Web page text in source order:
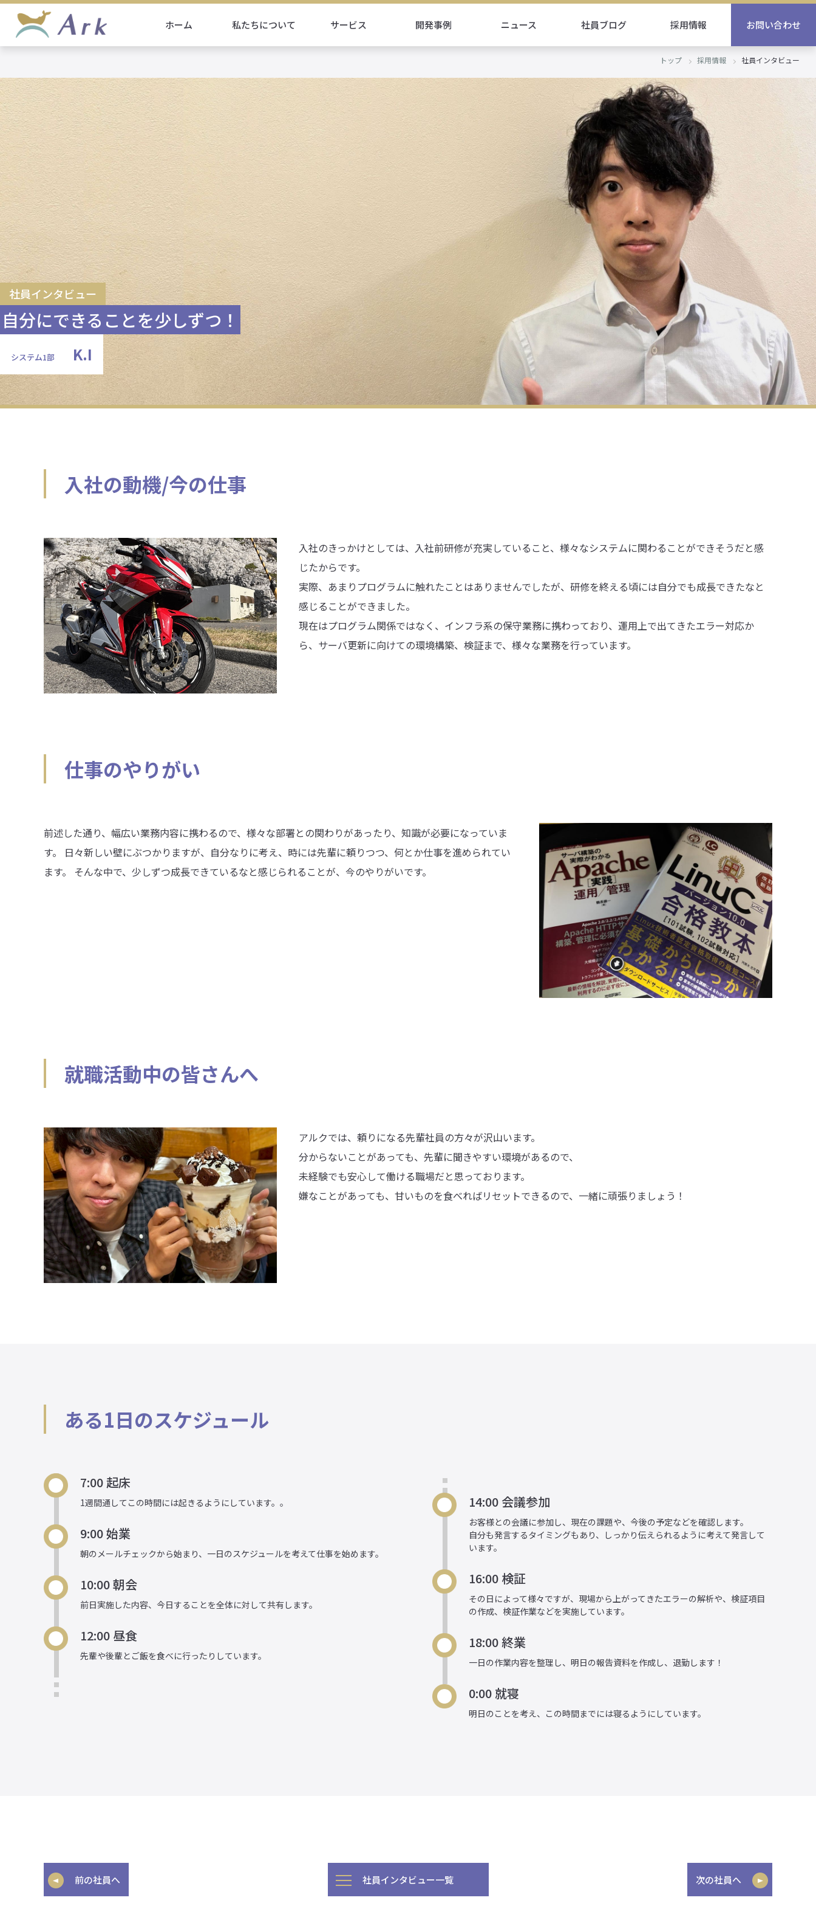
ホーム 私たちについて サービス 開発事例 ニュース 社員ブログ 採用情報 お問い合わせ
トップ 採用情報 社員インタビュー
社員インタビュー
自分にできることを少しずつ！
システム1部 K.I
入社の動機/今の仕事
入社のきっかけとしては、入社前研修が充実していること、様々なシステムに関わることができそうだと感
じたからです。
実際、あまりプログラムに触れたことはありませんでしたが、研修を終える頃には自分でも成長できたなと
感じることができました。
現在はプログラム関係ではなく、インフラ系の保守業務に携わっており、運用上で出てきたエラー対応か
ら、サーバ更新に向けての環境構築、検証まで、様々な業務を行っています。
仕事のやりがい
前述した通り、幅広い業務内容に携わるので、様々な部署との関わりがあったり、知識が必要になっていま
す。 日々新しい壁にぶつかりますが、自分なりに考え、時には先輩に頼りつつ、何とか仕事を進められてい
ます。 そんな中で、少しずつ成長できているなと感じられることが、今のやりがいです。
就職活動中の皆さんへ
アルクでは、頼りになる先輩社員の方々が沢山います。
分からないことがあっても、先輩に聞きやすい環境があるので、
未経験でも安心して働ける職場だと思っております。
嫌なことがあっても、甘いものを食べればリセットできるので、一緒に頑張りましょう！
ある1日のスケジュール
7:00 起床
1週間通してこの時間には起きるようにしています。。
9:00 始業
朝のメールチェックから始まり、一日のスケジュールを考えて仕事を始めます。
10:00 朝会
前日実施した内容、今日することを全体に対して共有します。
12:00 昼食
先輩や後輩とご飯を食べに行ったりしています。
14:00 会議参加
お客様との会議に参加し、現在の課題や、今後の予定などを確認します。
自分も発言するタイミングもあり、しっかり伝えられるように考えて発言して
います。
16:00 検証
その日によって様々ですが、現場から上がってきたエラーの解析や、検証項目
の作成、検証作業などを実施しています。
18:00 終業
一日の作業内容を整理し、明日の報告資料を作成し、退勤します！
0:00 就寝
明日のことを考え、この時間までには寝るようにしています。
前の社員へ 社員インタビュー一覧 次の社員へ